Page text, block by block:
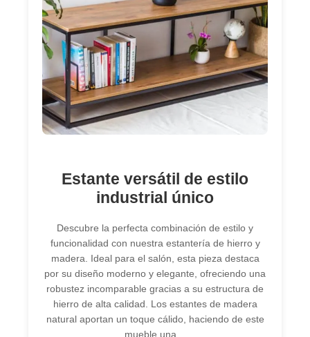
Estante versátil de estilo
industrial único
Descubre la perfecta combinación de estilo y
funcionalidad con nuestra estantería de hierro y
madera. Ideal para el salón, esta pieza destaca
por su diseño moderno y elegante, ofreciendo una
robustez incomparable gracias a su estructura de
hierro de alta calidad. Los estantes de madera
natural aportan un toque cálido, haciendo de este
mueble una…